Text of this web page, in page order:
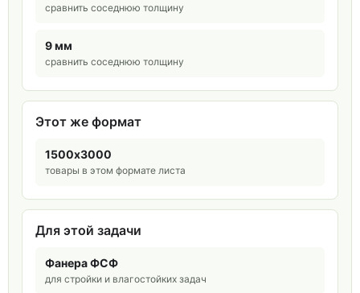
сравнить соседнюю толщину
9 мм
сравнить соседнюю толщину
Этот же формат
1500х3000
товары в этом формате листа
Для этой задачи
Фанера ФСФ
для стройки и влагостойких задач